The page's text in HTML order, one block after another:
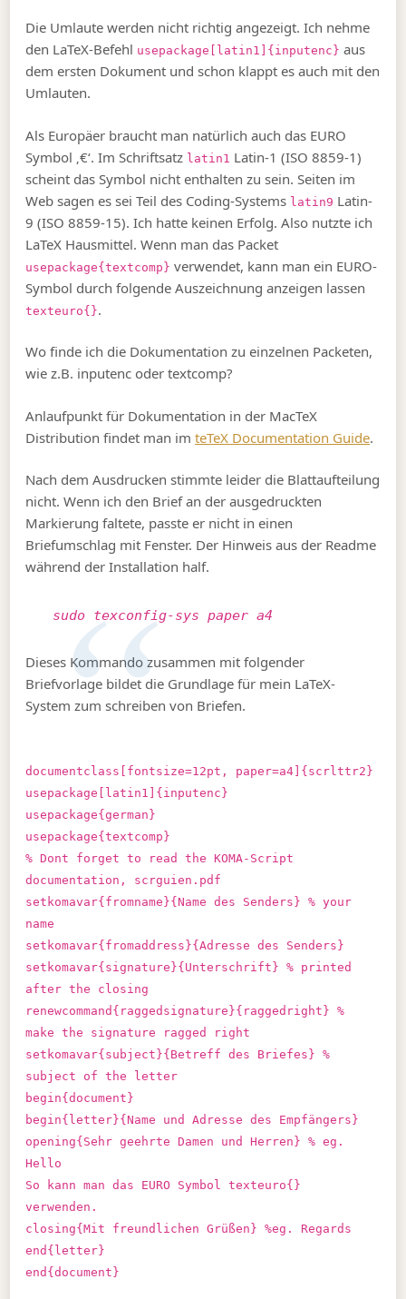
Die Umlaute werden nicht richtig angezeigt. Ich nehme
den LaTeX-Befehl usepackage[latin1]{inputenc} aus
dem ersten Dokument und schon klappt es auch mit den
Umlauten.
Als Europäer braucht man natürlich auch das EURO
Symbol ‚€‘. Im Schriftsatz latin1 Latin-1 (ISO 8859-1)
scheint das Symbol nicht enthalten zu sein. Seiten im
Web sagen es sei Teil des Coding-Systems latin9 Latin-
9 (ISO 8859-15). Ich hatte keinen Erfolg. Also nutzte ich
LaTeX Hausmittel. Wenn man das Packet
usepackage{textcomp} verwendet, kann man ein EURO-
Symbol durch folgende Auszeichnung anzeigen lassen
texteuro{}.
Wo finde ich die Dokumentation zu einzelnen Packeten,
wie z.B. inputenc oder textcomp?
Anlaufpunkt für Dokumentation in der MacTeX
Distribution findet man imteTeX Documentation Guide.
Nach dem Ausdrucken stimmte leider die Blattaufteilung
nicht. Wenn ich den Brief an der ausgedruckten
Markierung faltete, passte er nicht in einen
Briefumschlag mit Fenster. Der Hinweis aus der Readme
während der Installation half.
sudo texconfig-sys paper a4
Dieses Kommando zusammen mit folgender
Briefvorlage bildet die Grundlage für mein LaTeX-
System zum schreiben von Briefen.
documentclass[fontsize=12pt, paper=a4]{scrlttr2}
usepackage[latin1]{inputenc}
usepackage{german}
usepackage{textcomp}
% Dont forget to read the KOMA-Script
documentation, scrguien.pdf
setkomavar{fromname}{Name des Senders} % your
name
setkomavar{fromaddress}{Adresse des Senders}
setkomavar{signature}{Unterschrift} % printed
after the closing
renewcommand{raggedsignature}{raggedright} %
make the signature ragged right
setkomavar{subject}{Betreff des Briefes} %
subject of the letter
begin{document}
begin{letter}{Name und Adresse des Empfängers}
opening{Sehr geehrte Damen und Herren} % eg.
Hello
So kann man das EURO Symbol texteuro{}
verwenden.
closing{Mit freundlichen Grüßen} %eg. Regards
end{letter}
end{document}